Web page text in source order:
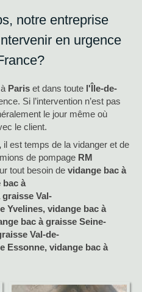
notre entreprise
en urgence
Paris et dans toute l'Île-de-
Si l’intervention n’est pas
le jour même où
le client.
il est temps de la vidanger et de
de pompage RM
tout besoin de vidange bac à
bac à
graisse Val-
Yvelines, vidange bac à
bac à graisse Seine-
Val-de-
Essonne, vidange bac à